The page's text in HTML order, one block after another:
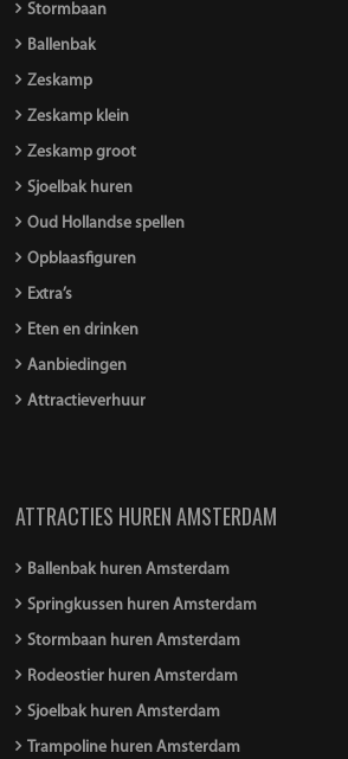
Stormbaan
Ballenbak
Zeskamp
Zeskamp klein
Zeskamp groot
Sjoelbak huren
Oud Hollandse spellen
Opblaasfiguren
Extra’s
Eten en drinken
Aanbiedingen
Attractieverhuur
ATTRACTIES HUREN AMSTERDAM
Ballenbak huren Amsterdam
Springkussen huren Amsterdam
Stormbaan huren Amsterdam
Rodeostier huren Amsterdam
Sjoelbak huren Amsterdam
Trampoline huren Amsterdam